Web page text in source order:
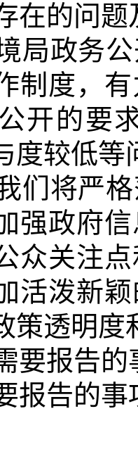
在的问题
局政务
制度，
开的要
度较低等
们将严
强政府
众关注
活泼新
策透明
要报告的
报告的事